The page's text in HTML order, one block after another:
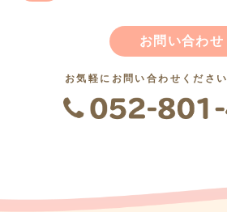
お問い合わせ
お気軽にお問い合わせください